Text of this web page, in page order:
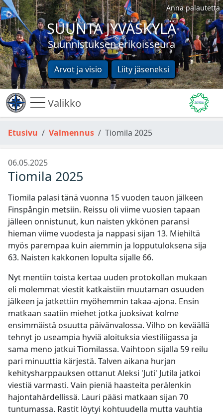
SUUNTA JYVÄSKYLÄ
Suunnistuksen erikoisseura
Arvot ja visio Liity jäseneksi
Anna palautetta
Valikko
Etusivu Valmennus Tiomila 2025
06.05.2025
Tiomila 2025
Tiomila palasi tänä vuonna 15 vuoden tauon jälkeen
Finspångin metsiin. Reissu oli viime vuosien tapaan
jälleen onnistunut, kun naisten ykkönen paransi
hieman viime vuodesta ja nappasi sijan 13. Miehiltä
myös parempaa kuin aiemmin ja lopputuloksena sija
63. Naisten kakkonen lopulta sijalle 66.
Nyt mentiin toista kertaa uuden protokollan mukaan
eli molemmat viestit katkaistiin muutaman osuuden
jälkeen ja jatkettiin myöhemmin takaa-ajona. Ensin
matkaan saatiin miehet jotka juoksivat kolme
ensimmäistä osuutta päivänvalossa. Vilho on keväällä
tehnyt jo useampia hyviä aloituksia viestiliigassa ja
sama meno jatkui Tiomilassa. Vaihtoon sijalla 59 reilu
pari minuuttia kärjestä. Talven aikana hurjan
kehitysharppauksen ottanut Aleksi 'Juti' Jutila jatkoi
viestiä varmasti. Vain pieniä haasteita perälenkin
hajontahärdellissä. Lauri pääsi matkaan sijan 70
tuntumassa. Rastit löytyi kohtuudella mutta vauhtia